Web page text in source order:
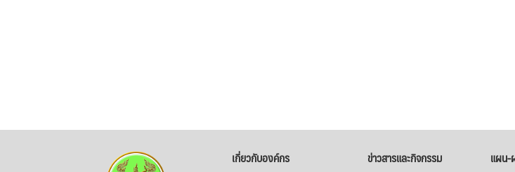
เกี่ยวกับองค์กร ข่าวสารและกิจกรรม แผน-